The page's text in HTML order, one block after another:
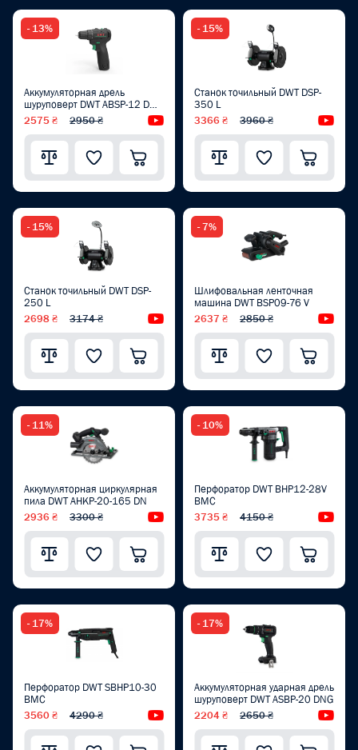
- 13%
Аккумуляторная дрель
шуруповерт DWT ABSP-12 DN-
2
2575 ₴ 2950 ₴ Видеообзор
- 15%
Станок точильный DWT DSP-
350 L
3366 ₴ 3960 ₴
- 15%
Станок точильный DWT DSP-
250 L
2698 ₴ 3174 ₴ Видеообзор
- 7%
Шлифовальная ленточная
машина DWT BSP09-76 V
2637 ₴ 2850 ₴
- 11%
Аккумуляторная циркулярная
пила DWT AHKP-20-165 DN
2936 ₴ 3300 ₴ Видеообзор
- 10%
Перфоратор DWT BHP12-28V
BMC
3735 ₴ 4150 ₴
- 17%
Перфоратор DWT SBHP10-30
BMC
3560 ₴ 4290 ₴ Видеообзор
- 17%
Аккумуляторная ударная дрель
шуруповерт DWT ASBP-20 DNG
2204 ₴ 2650 ₴